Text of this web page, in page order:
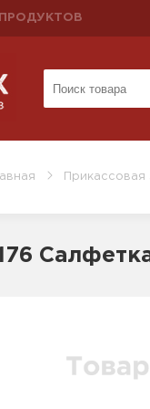
Прикассовая